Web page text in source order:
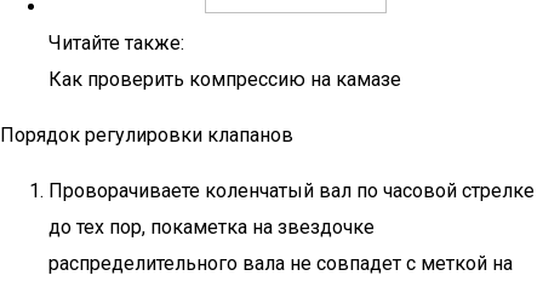
Читайте также:
Как проверить компрессию на камазе
Порядок регулировки клапанов
Проворачиваете коленчатый вал по часовой стрелке
до тех пор, покаметка на звездочке
распределительного вала не совпадет с меткой на